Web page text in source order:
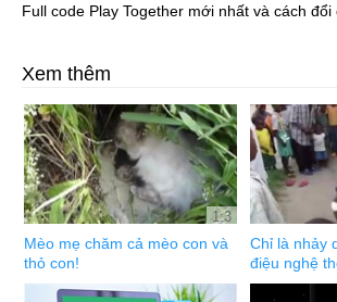
Full code Play Together mới nhất và cách đổi
Xem thêm
1:3
Mèo mẹ chăm cả mèo con và
thỏ con!
Chỉ là nhảy
điệu nghệ